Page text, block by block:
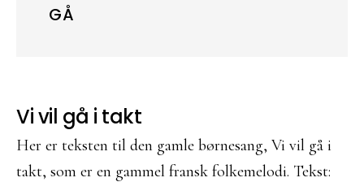
GÅ
Vi vil gå i takt
Her er teksten til den gamle børnesang, Vi vil gå i
takt, som er en gammel fransk folkemelodi. Tekst: